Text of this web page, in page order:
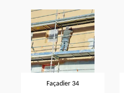
Façadier 34